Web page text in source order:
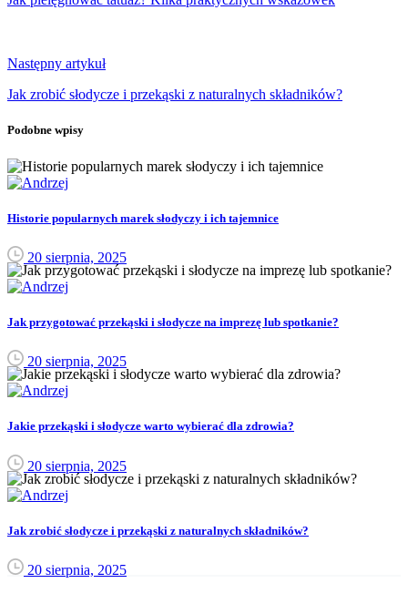
Następny artykuł
Jak zrobić słodycze i przekąski z naturalnych składników?
Podobne wpisy
Historie popularnych marek słodyczy i ich tajemnice
20 sierpnia, 2025
Jak przygotować przekąski i słodycze na imprezę lub spotkanie?
20 sierpnia, 2025
Jakie przekąski i słodycze warto wybierać dla zdrowia?
20 sierpnia, 2025
Jak zrobić słodycze i przekąski z naturalnych składników?
20 sierpnia, 2025